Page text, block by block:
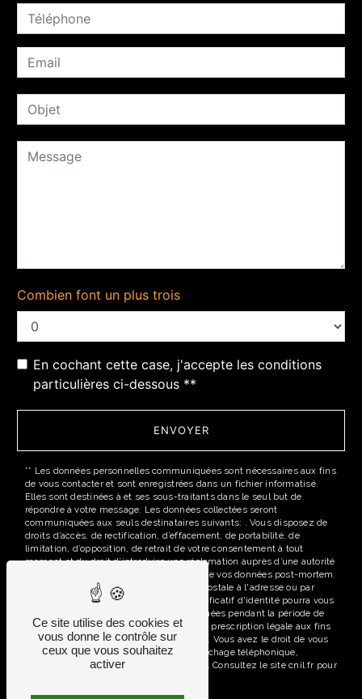
Combien font un plus trois
En cochant cette case, j'accepte les conditions
particulières ci-dessous **
ENVOYER
** Les données personnelles communiquées sont nécessaires aux fins
de vous contacter et sont enregistrées dans un fichier informatisé.
Elles sont destinées à et ses sous-traitants dans le seul but de
répondre à votre message. Les données collectées seront
communiquées aux seuls destinataires suivants: . Vous disposez de
droits d’accès, de rectification, d’effacement, de portabilité, de
limitation, d’opposition, de retrait de votre consentement à tout
moment et du droit d’introduire une réclamation auprès d’une autorité
de contrôle, ainsi que d’organiser le sort de vos données post-mortem.
Vous pouvez exercer ces droits par voie postale à l'adresse ou par
courrier électronique à l'adresse . Un justificatif d'identité pourra vous
être demandé. Nous conservons vos données pendant la période de
prise de contact puis pendant la durée de prescription légale aux fins
probatoires et de gestion des contentieux. Vous avez le droit de vous
inscrire sur la liste d'opposition au démarchage téléphonique,
disponible à cette adresse:
. Consultez le site cnil.fr pour
Ce site utilise des cookies et
vous donne le contrôle sur
ceux que vous souhaitez
activer